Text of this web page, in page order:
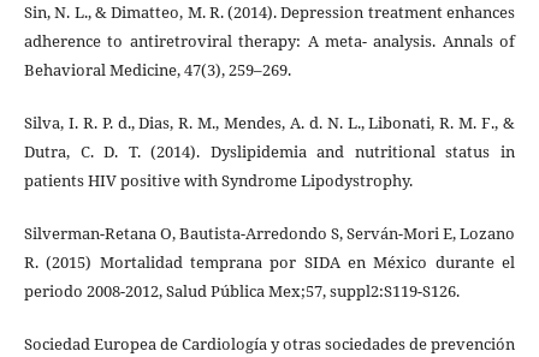
Sin, N. L., & Dimatteo, M. R. (2014). Depression treatment enhances
adherence to antiretroviral therapy: A meta- analysis. Annals of
Behavioral Medicine, 47(3), 259–269.
Silva, I. R. P. d., Dias, R. M., Mendes, A. d. N. L., Libonati, R. M. F., &
Dutra, C. D. T. (2014). Dyslipidemia and nutritional status in
patients HIV positive with Syndrome Lipodystrophy.
Silverman-Retana O, Bautista-Arredondo S, Serván-Mori E, Lozano
R. (2015) Mortalidad temprana por SIDA en México durante el
periodo 2008-2012, Salud Pública Mex;57, suppl2:S119-S126.
Sociedad Europea de Cardiología y otras sociedades de prevención